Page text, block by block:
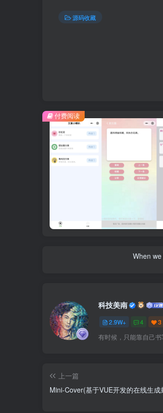
源码收藏
付费阅读
When
科技美南
2.9W+ 4 3
有时候，只能靠自己
上一篇
Mini-Cover(基于VUE开发的在线生成